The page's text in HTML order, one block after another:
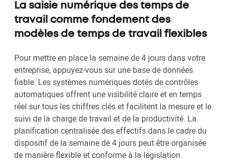
La saisie numérique des temps de
travail comme fondement des
modèles de temps de travail flexibles
Pour mettre en place la semaine de 4 jours dans votre
entreprise, appuyez-vous sur une base de données
fiable. Les systèmes numériques dotés de contrôles
automatiques offrent une visibilité claire et en temps
réel sur tous les chiffres clés et facilitent la mesure et le
suivi de la charge de travail et de la productivité. La
planification centralisée des effectifs dans le cadre du
dispositif de la semaine de 4 jours peut être organisée
de manière flexible et conforme à la législation.